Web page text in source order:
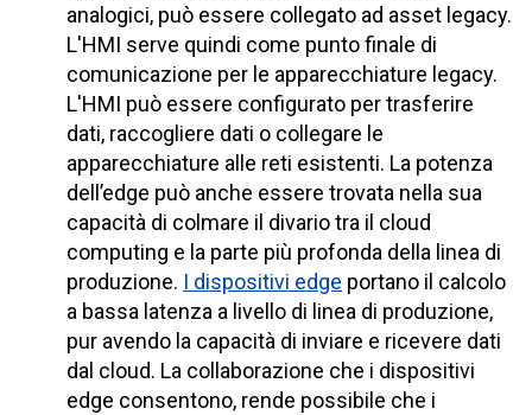
analogici, può essere collegato ad asset legacy.
L'HMI serve quindi come punto finale di
comunicazione per le apparecchiature legacy.
L'HMI può essere configurato per trasferire
dati, raccogliere dati o collegare le
apparecchiature alle reti esistenti. La potenza
dell’edge può anche essere trovata nella sua
capacità di colmare il divario tra il cloud
computing e la parte più profonda della linea di
produzione. I dispositivi edge portano il calcolo
a bassa latenza a livello di linea di produzione,
pur avendo la capacità di inviare e ricevere dati
dal cloud. La collaborazione che i dispositivi
edge consentono, rende possibile che i